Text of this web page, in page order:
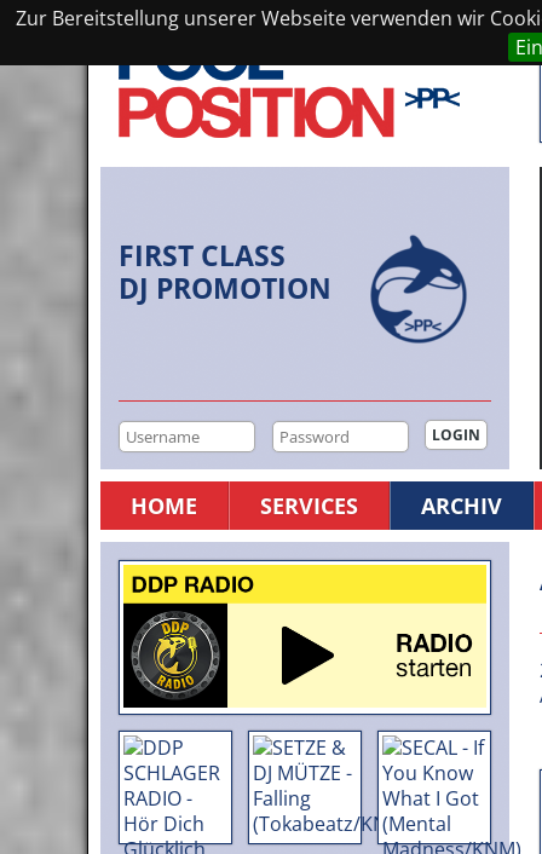
Zur Bereitstellung unserer Webseite verwenden wir
FIRST CLASS
DJ PROMOTION
HOME SERVICES ARCHIV